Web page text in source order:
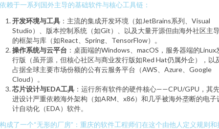
赖于一系列国外主导的基础软件与核心工具链：
开发环境与工具 ：主流的集成开发环境（如JetBrains系列、Visual
Studio）、版本控制系统（如Git）、以及大量开源但由海外社区主
的框架与库（如React、Spring、TensorFlow）。
操作系统与云平台 ：桌面端的Windows、macOS，服务器端的Linux
行版（虽开源，但核心社区与商业发行版如Red Hat仍属外企），以
占据全球主要市场份额的公有云服务平台（AWS、Azure、Google
Cloud）。
芯片设计与EDA工具 ：运行所有软件的硬件核心——CPU/GPU，其
进设计严重依赖海外架构（如ARM、x86）和几乎被海外垄断的电子
计自动化（EDA）软件。
成了一个“无形的厂房”：重庆的软件工程师们在这个由他人定义规则和